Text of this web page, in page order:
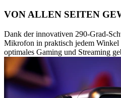
VON ALLEN SEITEN
Dank der innovativen 290-Grad-
Mikrofon in praktisch jedem Winkel
optimales Gaming und Streaming